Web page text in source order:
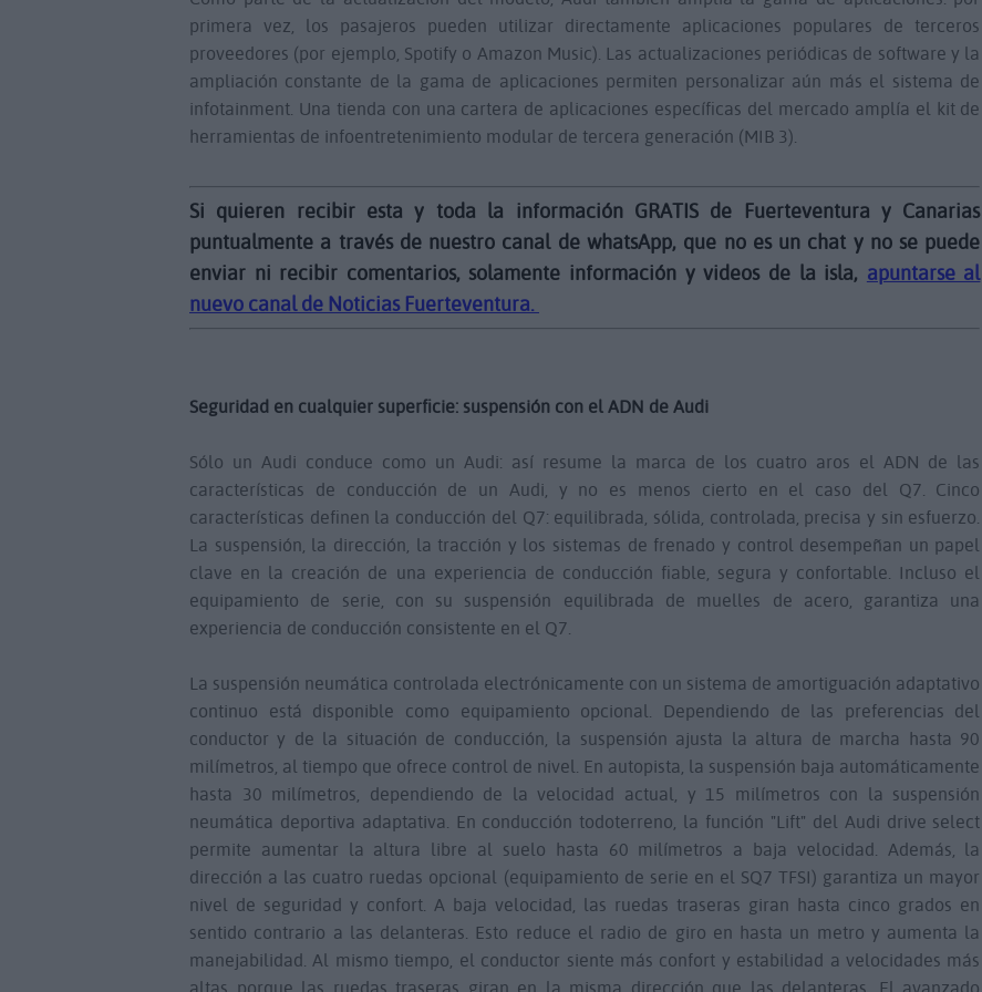
primera vez, los pasajeros pueden utilizar directamente aplicaciones populares de terceros
proveedores (por ejemplo, Spotify o Amazon Music). Las actualizaciones periódicas de software y la
ampliación constante de la gama de aplicaciones permiten personalizar aún más el sistema de
infotainment. Una tienda con una cartera de aplicaciones específicas del mercado amplía el kit de
herramientas de infoentretenimiento modular de tercera generación (MIB 3).
Si quieren recibir esta y toda la información GRATIS de Fuerteventura y Canarias
puntualmente a través de nuestro canal de whatsApp, que no es un chat y no se puede
enviar ni recibir comentarios, solamente información y videos de la isla, apuntarse al
nuevo canal de Noticias Fuerteventura.
Seguridad en cualquier superficie: suspensión con el ADN de Audi
Sólo un Audi conduce como un Audi: así resume la marca de los cuatro aros el ADN de las
características de conducción de un Audi, y no es menos cierto en el caso del Q7. Cinco
características definen la conducción del Q7: equilibrada, sólida, controlada, precisa y sin esfuerzo.
La suspensión, la dirección, la tracción y los sistemas de frenado y control desempeñan un papel
clave en la creación de una experiencia de conducción fiable, segura y confortable. Incluso el
equipamiento de serie, con su suspensión equilibrada de muelles de acero, garantiza una
experiencia de conducción consistente en el Q7.
La suspensión neumática controlada electrónicamente con un sistema de amortiguación adaptativo
continuo está disponible como equipamiento opcional. Dependiendo de las preferencias del
conductor y de la situación de conducción, la suspensión ajusta la altura de marcha hasta 90
milímetros, al tiempo que ofrece control de nivel. En autopista, la suspensión baja automáticamente
hasta 30 milímetros, dependiendo de la velocidad actual, y 15 milímetros con la suspensión
neumática deportiva adaptativa. En conducción todoterreno, la función "Lift" del Audi drive select
permite aumentar la altura libre al suelo hasta 60 milímetros a baja velocidad. Además, la
dirección a las cuatro ruedas opcional (equipamiento de serie en el SQ7 TFSI) garantiza un mayor
nivel de seguridad y confort. A baja velocidad, las ruedas traseras giran hasta cinco grados en
sentido contrario a las delanteras. Esto reduce el radio de giro en hasta un metro y aumenta la
manejabilidad. Al mismo tiempo, el conductor siente más confort y estabilidad a velocidades más